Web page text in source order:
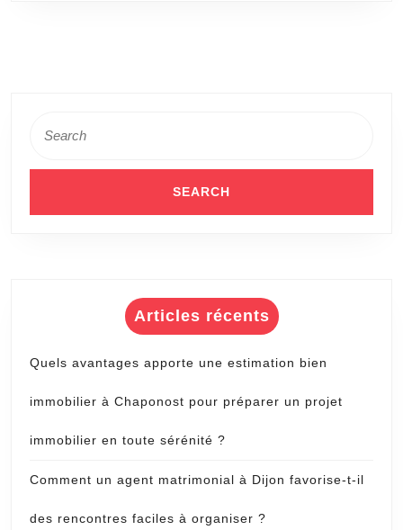
for:
Articles récents
Quels avantages apporte une estimation bien
immobilier à Chaponost pour préparer un projet
immobilier en toute sérénité ?
Comment un agent matrimonial à Dijon favorise-t-il
des rencontres faciles à organiser ?